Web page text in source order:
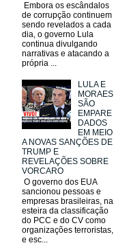
Embora os escândalos
de corrupção continuem
sendo revelados a cada
dia, o governo Lula
continua divulgando
narrativas e atacando a
própria ...
LULA E
MORAES
SÃO
EMPARE
DADOS
EM MEIO
A NOVAS SANÇÕES DE
TRUMP E
REVELAÇÕES SOBRE
VORCARO
O governo dos EUA
sancionou pessoas e
empresas brasileiras, na
esteira da classificação
do PCC e do CV como
organizações terroristas,
e esc...